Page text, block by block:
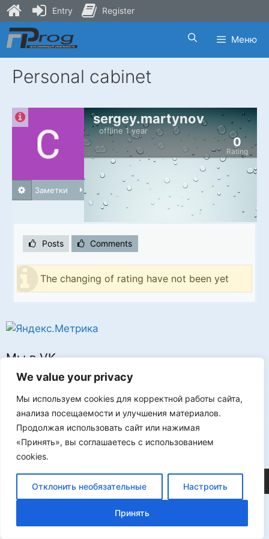
We value your privacy
Мы используем cookies для корректной работы сайта,
анализа посещаемости и улучшения материалов.
Продолжая использовать сайт или нажимая
«Принять», вы соглашаетесь с использованием
cookies.
Отклонить необязательные Настроить
Принять
Skip
to
content
Меню
Personal cabinet
sergey.martynov
offline 1 year
Rating
0
Заметки
Posts Comments
The changing of rating have not been yet
Мы в VK
Реклама
Entry Register